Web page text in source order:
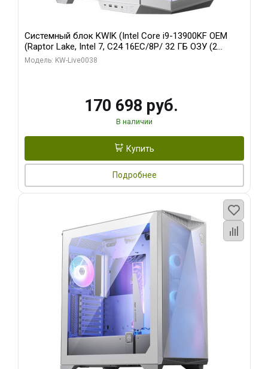
Системный блок KWIK (Intel Core i9-13900KF OEM
(Raptor Lake, Intel 7, C24 16EC/8P/ 32 ГБ ОЗУ (2
модуля)/ Gigabyte RX9070XT GAMING OC 16GB GDDR6
Модель: KW-Live0038
170 698 руб.
В наличии
Купить
Подробнее